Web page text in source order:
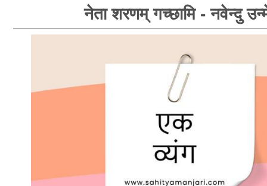
नेता शरणम् गच्छामि - नवेन्दु